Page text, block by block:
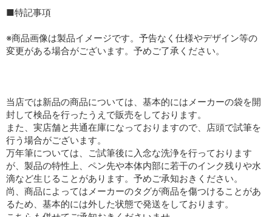
■特記事項
※商品画像は製品イメージです。予告なく仕様やデザイン等の
変更がある場合がございます。予めご了承ください。
当店では新品の商品については、基本的にはメーカーの袋を開
封して検品を行ったうえで販売をしております。
また、実店舗と共通在庫になっておりますので、店頭で試筆を
行う場合がございます。
万年筆については、ご試筆後に入念な洗浄を行っております
が、製品の特性上、ペン先や本体内部に若干のインク残りや水
滴など生じることがあります。予めご承知おきください。
尚、商品によってはメーカーのタグが商品を傷つけることがあ
るため、基本的には外した状態で発送をしております。